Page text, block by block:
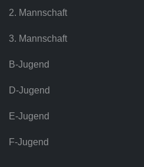
2. Mannschaft
3. Mannschaft
B-Jugend
D-Jugend
E-Jugend
F-Jugend